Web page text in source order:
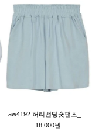
18,000원